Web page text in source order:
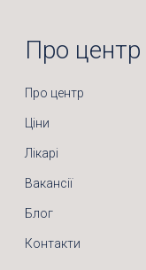
Про центр
Про центр
Ціни
Лікарі
Вакансії
Блог
Контакти